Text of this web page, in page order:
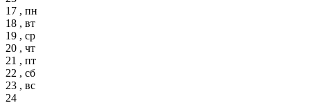
17 , пн
18 , вт
19 , ср
20 , чт
21 , пт
22 , сб
23 , вс
24